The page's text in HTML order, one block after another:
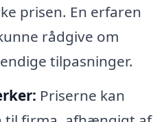
prisen. En erfaren
rådgive om
tilpasninger.
Priserne kan